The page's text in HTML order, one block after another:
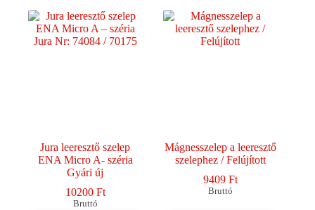
Jura leeresztő szelep
ENA Micro A- széria
Gyári új
10200 Ft
Bruttó
Mágnesszelep a leeresztő
szelephez / Felújított
9409 Ft
Bruttó